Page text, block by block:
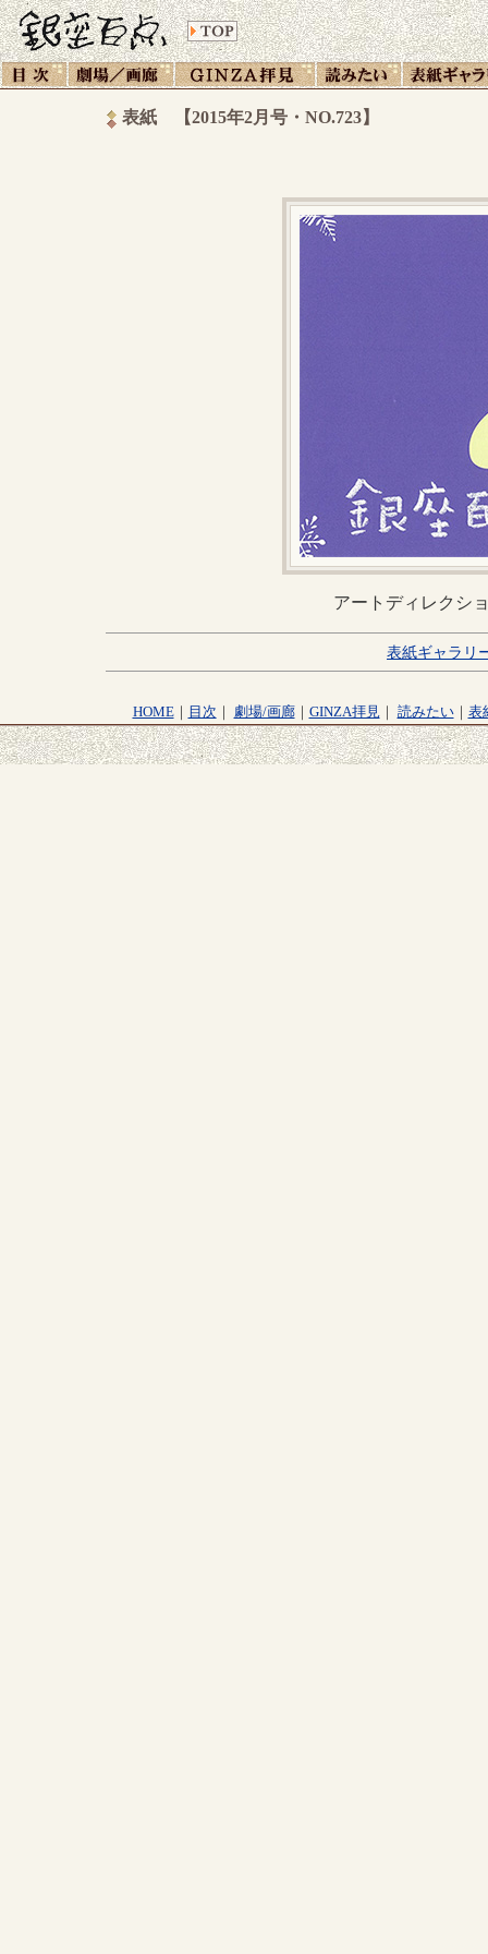
表紙 【2015年2月号・NO.723】
アートディレクシ
表紙ギャラリ
HOME｜ 目次 ｜ 劇場/画廊｜ GINZA拝見｜ 読みたい｜ 表